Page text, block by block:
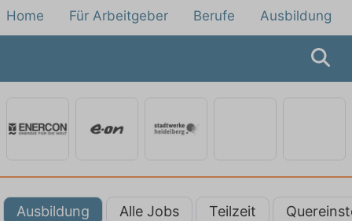
Home Für Arbeitgeber Berufe Ausbildung
Ausbildung Alle Jobs Teilzeit